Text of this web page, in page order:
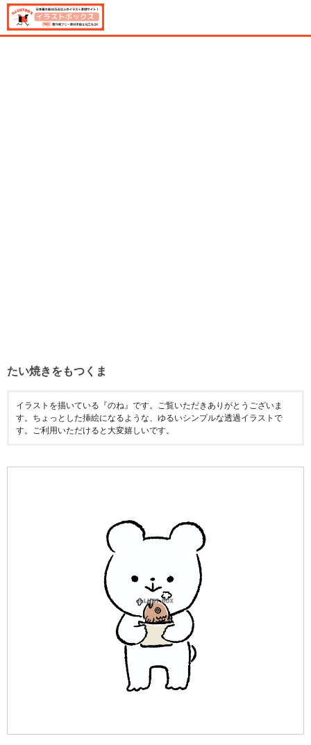
たい焼きをもつくま
イラストを描いている『のね』です。ご覧いただきありがとうございま
す。ちょっとした挿絵になるような、ゆるいシンプルな透過イラストで
す。ご利用いただけると大変嬉しいです。